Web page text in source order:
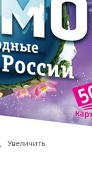
Увеличить